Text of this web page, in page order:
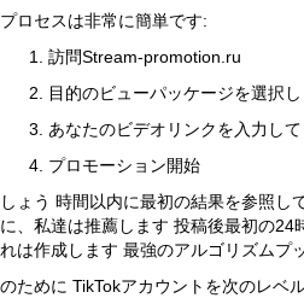
プロセスは非常に簡単です:
訪問Stream-promotion.ru
目的のビューパッケージを選択
あなたのビデオリンクを入力し
プロモーション開始
しょう 時間以内に最初の結果を参照し
に、私達は推薦します 投稿後最初の24
れは作成します 最強のアルゴリズムプ
のために TikTokアカウントを次のレベ